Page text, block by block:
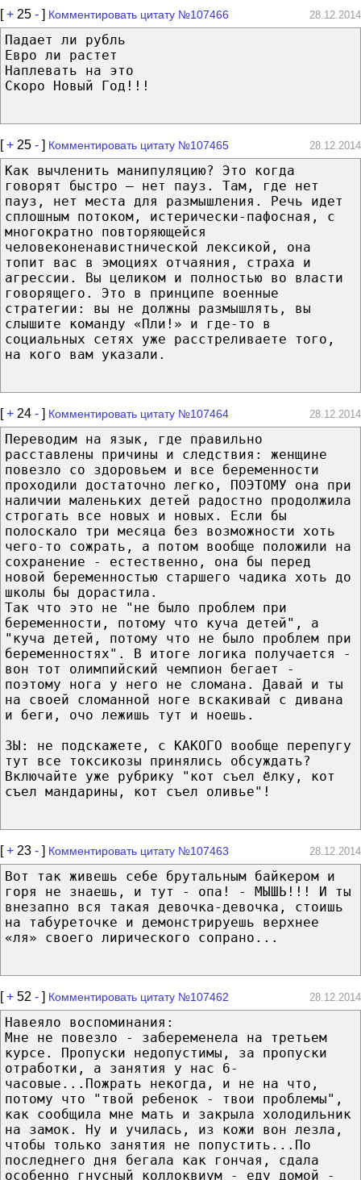
[+ 25 - ] Комментировать цитату №107466 28.12.2014
Падает ли рубль
Евро ли растет
Наплевать на это
Скоро Новый Год!!!
[+ 25 - ] Комментировать цитату №107465 28.12.2014
Как вычленить манипуляцию? Это когда
говорят быстро — нет пауз. Там, где нет
пауз, нет места для размышления. Речь идет
сплошным потоком, истерически-пафосная, с
многократно повторяющейся
человеконенавистнической лексикой, она
топит вас в эмоциях отчаяния, страха и
агрессии. Вы целиком и полностью во власти
говорящего. Это в принципе военные
стратегии: вы не должны размышлять, вы
слышите команду «Пли!» и где-то в
социальных сетях уже расстреливаете того,
на кого вам указали.
[+ 24 - ] Комментировать цитату №107464 28.12.2014
Переводим на язык, где правильно
расставлены причины и следствия: женщине
повезло со здоровьем и все беременности
проходили достаточно легко, ПОЭТОМУ она при
наличии маленьких детей радостно продолжила
строгать все новых и новых. Если бы
полоскало три месяца без возможности хоть
чего-то сожрать, а потом вообще положили на
сохранение - естественно, она бы перед
новой беременностью старшего чадика хоть до
школы бы дорастила.
Так что это не "не было проблем при
беременности, потому что куча детей", а
"куча детей, потому что не было проблем при
беременностях". В итоге логика получается -
вон тот олимпийский чемпион бегает -
поэтому нога у него не сломана. Давай и ты
на своей сломанной ноге вскакивай с дивана
и беги, очо лежишь тут и ноешь.
ЗЫ: не подскажете, с КАКОГО вообще перепугу
тут все токсикозы принялись обсуждать?
Включайте уже рубрику "кот съел ёлку, кот
съел мандарины, кот съел оливье"!
[+ 23 - ] Комментировать цитату №107463 28.12.2014
Вот так живешь себе брутальным байкером и
горя не знаешь, и тут - опа! - МЫШЬ!!! И ты
внезапно вся такая девочка-девочка, стоишь
на табуреточке и демонстрируешь верхнее
«ля» своего лирического сопрано...
[+ 52 - ] Комментировать цитату №107462 28.12.2014
Навеяло воспоминания:
Мне не повезло - забеременела на третьем
курсе. Пропуски недопустимы, за пропуски
отработки, а занятия у нас 6-
часовые...Пожрать некогда, и не на что,
потому что "твой ребенок - твои проблемы",
как сообщила мне мать и закрыла холодильник
на замок. Ну и училась, из кожи вон лезла,
чтобы только занятия не попустить...По
последнего дня бегала как гончая, сдала
особенно гнусный коллоквиум - еду домой -